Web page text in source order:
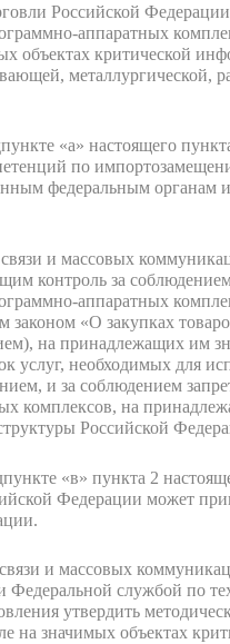
Российской
аппаратных
объектах критической
металлургической,
«а» настоящего
по
федеральным органам
и массовых
контроль за
аппаратных
законом «О закупках
на принадлежащих им
услуг, необходимых для
и за соблюдением
комплексов, на
Российской
«в» пункта 2
Федерации может
и массовых
Федеральной службой по
утвердить
на значимых объектах